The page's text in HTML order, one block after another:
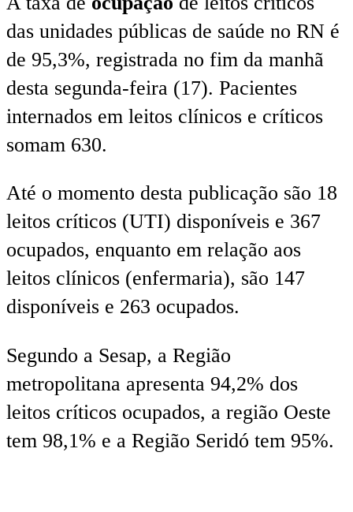
das unidades públicas de saúde no RN é
de 95,3%, registrada no fim da manhã
desta segunda-feira (17). Pacientes
internados em leitos clínicos e críticos
somam 630.
Até o momento desta publicação são 18
leitos críticos (UTI) disponíveis e 367
ocupados, enquanto em relação aos
leitos clínicos (enfermaria), são 147
disponíveis e 263 ocupados.
Segundo a Sesap, a Região
metropolitana apresenta 94,2% dos
leitos críticos ocupados, a região Oeste
tem 98,1% e a Região Seridó tem 95%.